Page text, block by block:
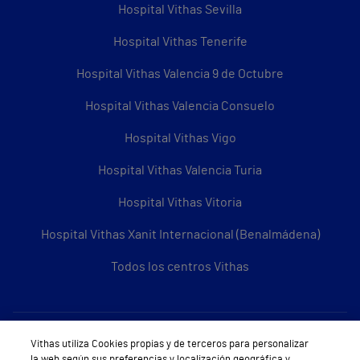
Hospital Vithas Sevilla
Hospital Vithas Tenerife
Hospital Vithas Valencia 9 de Octubre
Hospital Vithas Valencia Consuelo
Hospital Vithas Vigo
Hospital Vithas Valencia Turia
Hospital Vithas Vitoria
Hospital Vithas Xanit Internacional (Benalmádena)
Todos los centros Vithas
Sobre Vithas
Vithas utiliza Cookies propias y de terceros para personalizar